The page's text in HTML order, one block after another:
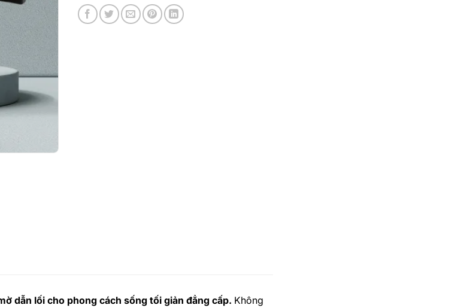
dẫn lối cho phong cách sống tối giản đẳng cấp. Không